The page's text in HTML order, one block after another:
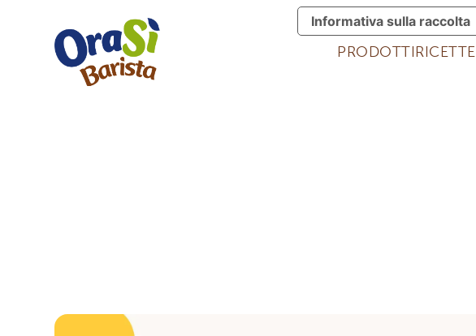
PRODOTTIRICETTE
Informativa sulla raccolta